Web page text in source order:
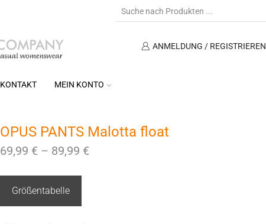
ANMELDUNG / REGISTRIEREN
KONTAKT MEIN KONTO
OPUS PANTS Malotta float
69,99 € – 89,99 €
Größentabelle